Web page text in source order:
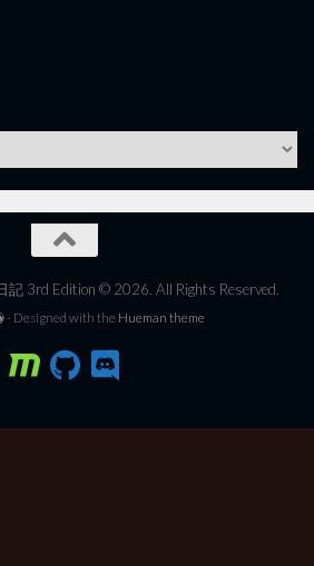
記 3rd Edition © 2026. All Rights Reserved.
- Designed with the Hueman theme